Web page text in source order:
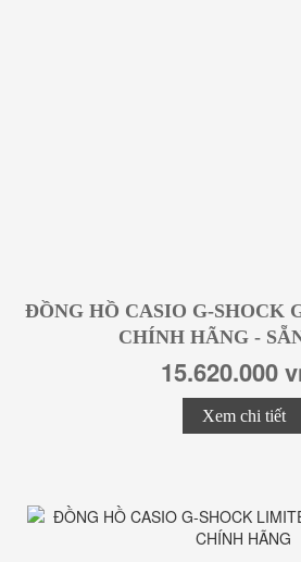
ĐỒNG HỒ CASIO G-SHOCK
CHÍNH HÃNG -
15.620.000
Xem chi tiết